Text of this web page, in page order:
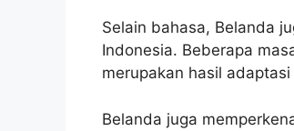
Selain bahasa, Belanda
Indonesia. Beberapa
merupakan hasil
Belanda juga